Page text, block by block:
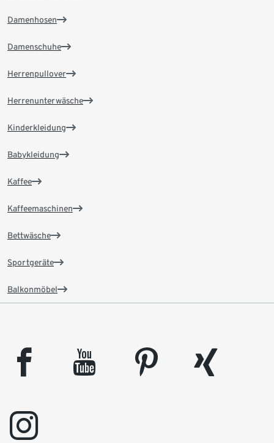
Damenhosen
Damenschuhe
Herrenpullover
Herrenunterwäsche
Kinderkleidung
Babykleidung
Kaffee
Kaffeemaschinen
Bettwäsche
Sportgeräte
Balkonmöbel
facebook youtube pinterest
xing
instagram